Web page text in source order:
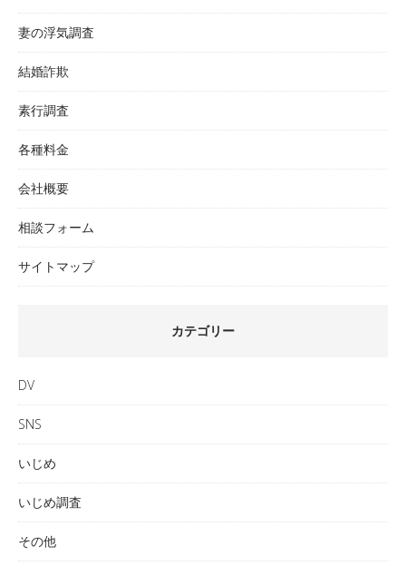
妻の浮気調査
結婚詐欺
素行調査
各種料金
会社概要
相談フォーム
サイトマップ
カテゴリー
DV
SNS
いじめ
いじめ調査
その他